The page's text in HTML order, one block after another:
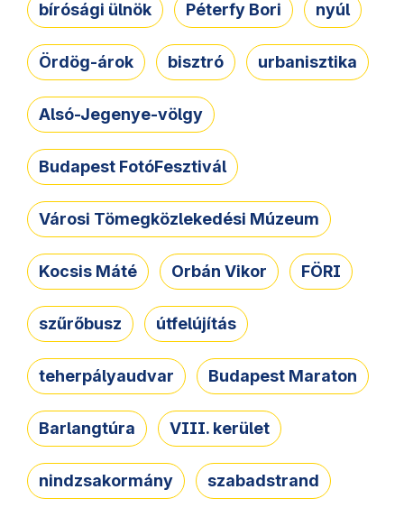
bírósági ülnök Péterfy Bori nyúl
Ördög-árok bisztró urbanisztika
Alsó-Jegenye-völgy
Budapest FotóFesztivál
Városi Tömegközlekedési Múzeum
Kocsis Máté Orbán Vikor FÖRI
szűrőbusz útfelújítás
teherpályaudvar Budapest Maraton
Barlangtúra VIII. kerület
nindzsakormány szabadstrand